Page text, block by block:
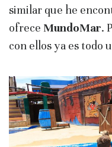
similar que he
ofrece MundoMar.
con ellos ya es todo